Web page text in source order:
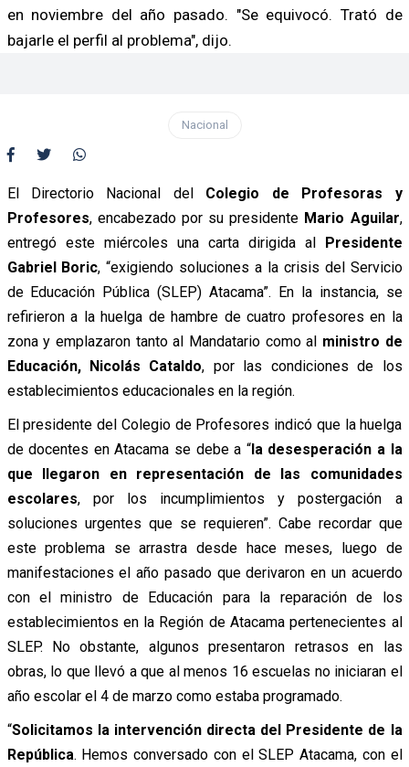
en noviembre del año pasado. "Se equivocó. Trató de
bajarle el perfil al problema", dijo.
Nacional
El Directorio Nacional del Colegio de Profesoras y
Profesores, encabezado por su presidente Mario Aguilar,
entregó este miércoles una carta dirigida al Presidente
Gabriel Boric, “exigiendo soluciones a la crisis del Servicio
de Educación Pública (SLEP) Atacama”. En la instancia, se
refirieron a la huelga de hambre de cuatro profesores en la
zona y emplazaron tanto al Mandatario como al ministro de
Educación, Nicolás Cataldo, por las condiciones de los
establecimientos educacionales en la región.
El presidente del Colegio de Profesores indicó que la huelga
de docentes en Atacama se debe a “la desesperación a la
que llegaron en representación de las comunidades
escolares, por los incumplimientos y postergación a
soluciones urgentes que se requieren”. Cabe recordar que
este problema se arrastra desde hace meses, luego de
manifestaciones el año pasado que derivaron en un acuerdo
con el ministro de Educación para la reparación de los
establecimientos en la Región de Atacama pertenecientes al
SLEP. No obstante, algunos presentaron retrasos en las
obras, lo que llevó a que al menos 16 escuelas no iniciaran el
año escolar el 4 de marzo comoestaba programado.
“Solicitamos la intervención directa del Presidente de la
República. Hemos conversado con el SLEP Atacama, con el